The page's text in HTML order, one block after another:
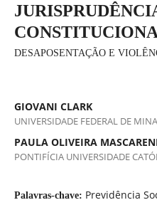
DESAPOSENTAÇÃO E
GIOVANI CLARK
UNIVERSIDADE FEDERAL DE
PAULA OLIVEIRA
PONTIFÍCIA UNIVERSIDADE
Palavras-chave: Previdência